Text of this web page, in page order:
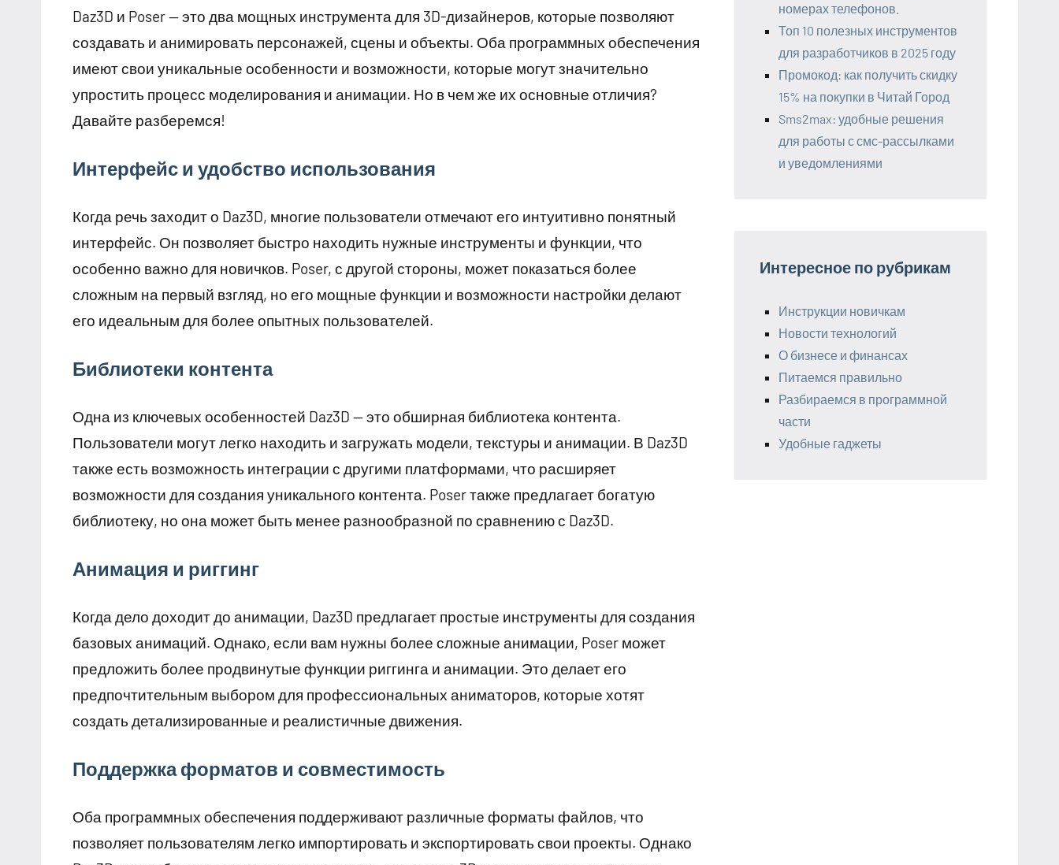
Daz3D и Poser — это два мощных инструмента для 3D-дизайнеров, которые позволяют
создавать и анимировать персонажей, сцены и объекты. Оба программных обеспечения
имеют свои уникальные особенности и возможности, которые могут значительно
упростить процесс моделирования и анимации. Но в чем же их основные отличия?
Давайте разберемся!
Интерфейс и удобство использования
Когда речь заходит о Daz3D, многие пользователи отмечают его интуитивно понятный
интерфейс. Он позволяет быстро находить нужные инструменты и функции, что
особенно важно для новичков. Poser, с другой стороны, может показаться более
сложным на первый взгляд, но его мощные функции и возможности настройки делают
его идеальным для более опытных пользователей.
Библиотеки контента
Одна из ключевых особенностей Daz3D — это обширная библиотека контента.
Пользователи могут легко находить и загружать модели, текстуры и анимации. В Daz3D
также есть возможность интеграции с другими платформами, что расширяет
возможности для создания уникального контента. Poser также предлагает богатую
библиотеку, но она может быть менее разнообразной по сравнению с Daz3D.
Анимация и риггинг
Когда дело доходит до анимации, Daz3D предлагает простые инструменты для создания
базовых анимаций. Однако, если вам нужны более сложные анимации, Poser может
предложить более продвинутые функции риггинга и анимации. Это делает его
предпочтительным выбором для профессиональных аниматоров, которые хотят
создать детализированные и реалистичные движения.
Поддержка форматов и совместимость
Оба программных обеспечения поддерживают различные форматы файлов, что
позволяет пользователям легко импортировать и экспортировать свои проекты. Однако
номерах телефонов.
Топ 10 полезных инструментов
для разработчиков в 2025 году
Промокод: как получить скидку
15% на покупки в Читай Город
Sms2max: удобные решения
для работы с смс-рассылками
и уведомлениями
Интересное по рубрикам
Инструкции новичкам
Новости технологий
О бизнесе и финансах
Питаемся правильно
Разбираемся в программной
части
Удобные гаджеты